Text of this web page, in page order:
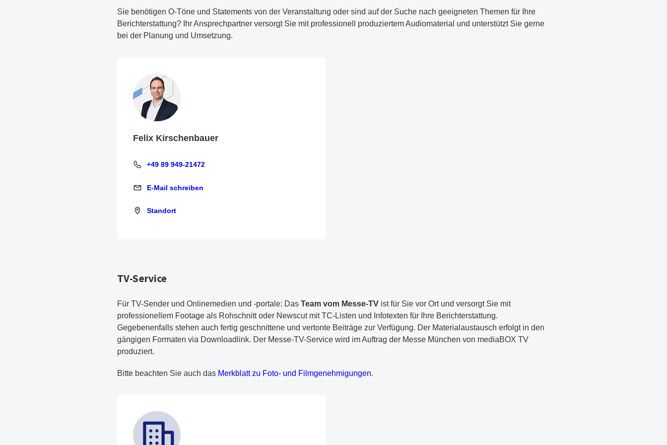
Sie benötigen O-Töne und Statements von der Veranstaltung oder sind auf der Suche nach geeigneten Themen für Ihre
Berichterstattung? Ihr Ansprechpartner versorgt Sie mit professionell produziertem Audiomaterial und unterstützt Sie gerne
bei der Planung und Umsetzung.
Felix Kirschenbauer
+49 89 949-21472
+49 89 949-21472
E-Mail schreiben
E-Mail schreiben
Standort
Standort
TV-Service
Für TV-Sender und Onlinemedien und -portale: Das Team vom Messe-TV ist für Sie vor Ort und versorgt Sie mit
professionellem Footage als Rohschnitt oder Newscut mit TC-Listen und Infotexten für Ihre Berichterstattung.
Gegebenenfalls stehen auch fertig geschnittene und vertonte Beiträge zur Verfügung. Der Materialaustausch erfolgt in den
gängigen Formaten via Downloadlink. Der Messe-TV-Service wird im Auftrag der Messe München von mediaBOX TV
produziert.
Bitte beachten Sie auch das PDF-Dokument
Merkblatt zu Foto- und Filmgenehmigungen.